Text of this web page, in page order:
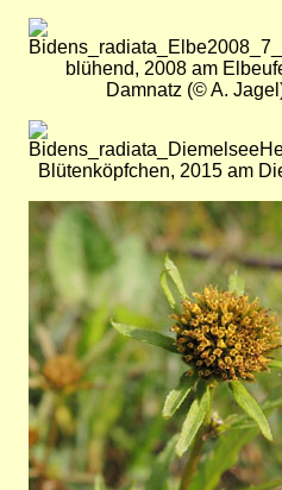
Bild
blühend, 2008 am
Damnatz (© A.
Bild
Blütenköpfchen, 2015 am
Bild